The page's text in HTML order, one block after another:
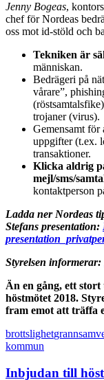
Jenny Bogeas,
chef för Nordeas
oss mot id-stöld och
Tekniken är
människan.
Bedrägeri på
vårare”,
trojaner (virus).
Gemensamt för
uppgifter (t.ex.
transaktioner.
Klicka aldrig
mejl/sms/
kontaktperson
Ladda ner Nordeas
Stefans presentation:
Styrelsen informerar:
Än en gång, ett
höstmötet 2018.
fram emot att träffa
brottslighet
kommun
Inbjudan till